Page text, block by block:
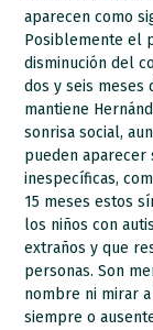
aparecen como
Posiblemente el
disminución del
dos y seis meses
mantiene
sonrisa social,
pueden aparecer
inespecíficas,
15 meses estos
los niños con
extraños y que
personas. Son
nombre ni mirar
siempre o